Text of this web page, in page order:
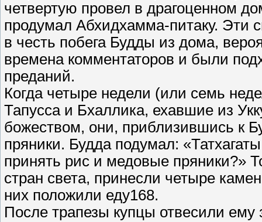
четвертую провел в драгоценном
продумал Абхидхамма-питаку. Эти
в честь побега Будды из дома,
времена комментаторов и были
преданий.
Когда четыре недели (или семь
Тапусса и Бхаллика, ехавшие из
божеством, они, приблизившись к
пряники. Будда подумал:
принять рис и медовые пряники?»
стран света, принесли четыре
них положили еду168.
После трапезы купцы отвесили